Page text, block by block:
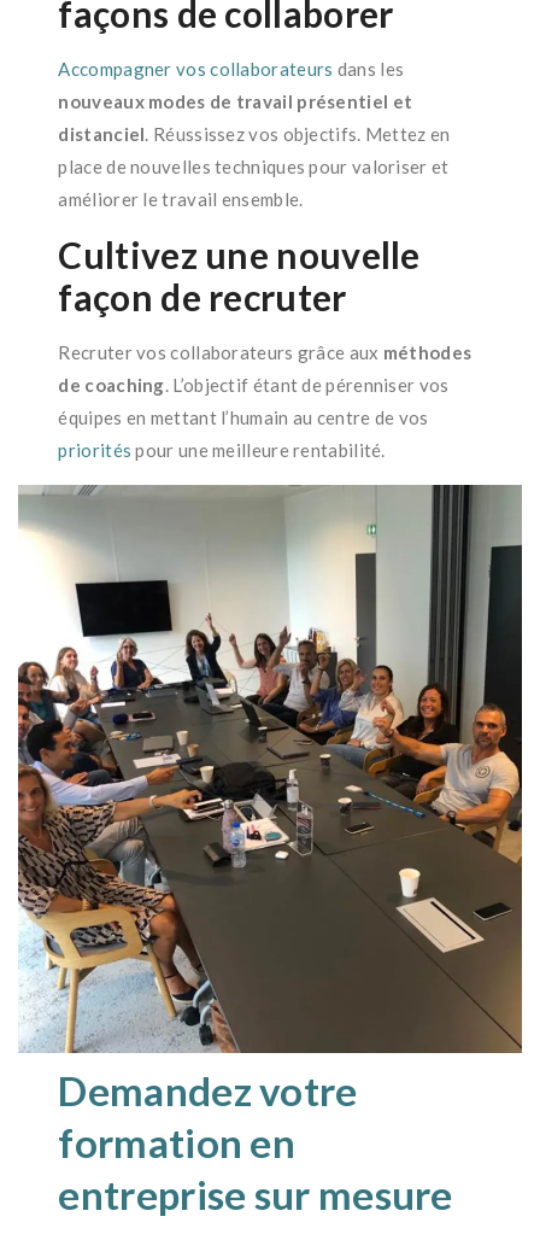
façons de collaborer
Accompagner vos collaborateurs dans les
nouveaux modes de travail présentiel et
distanciel. Réussissez vos objectifs. Mettez en
place de nouvelles techniques pour valoriser et
améliorer le travail ensemble.
Cultivez une nouvelle
façon de recruter
Recruter vos collaborateurs grâce aux méthodes
de coaching. L’objectif étant de pérenniser vos
équipes en mettant l’humain au centre de vos
priorités pour une meilleure rentabilité.
Demandez votre
formation en
entreprise sur mesure